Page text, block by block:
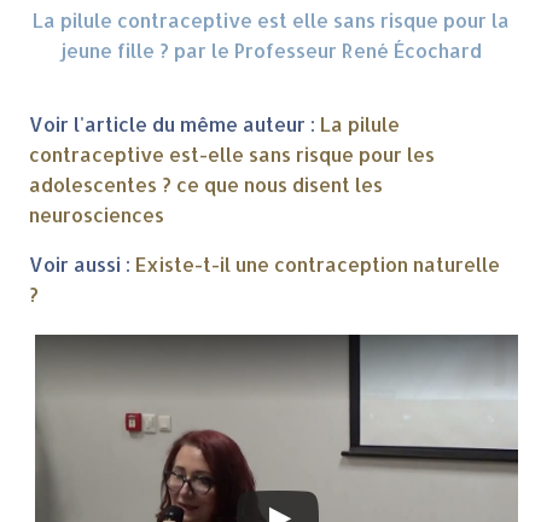
La pilule contraceptive est elle sans risque pour la
jeune fille ? par le Professeur René Écochard
Voir l'article du même auteur : La pilule
contraceptive est-elle sans risque pour les
adolescentes ? ce que nous disent les
neurosciences
Voir aussi : Existe-t-il une contraception naturelle
?